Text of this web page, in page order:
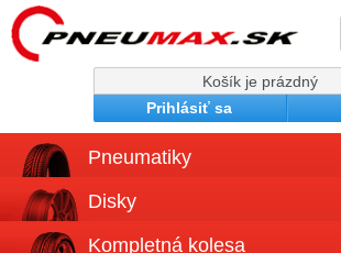
Košík je prázdný
Prihlásiť sa
Pneumatiky
Disky
Kompletná kolesa